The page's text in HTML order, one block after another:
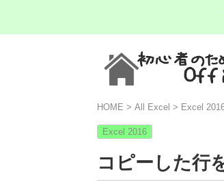
HOME > All Excel > Excel
Excel 2016
コピーした行